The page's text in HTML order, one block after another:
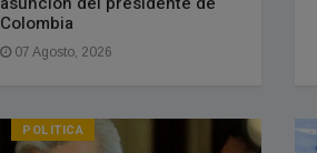
Colombia
07 Agosto, 2026
POLITICA